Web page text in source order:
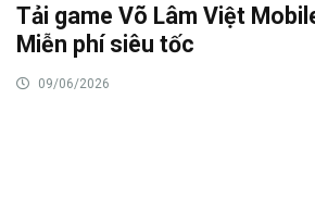
Tải game Võ Lâm Việt
Miễn phí siêu tốc
09/06/2026